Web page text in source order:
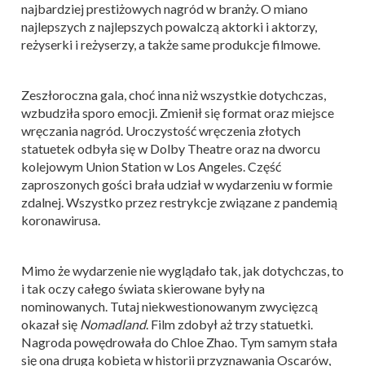
najbardziej prestiżowych nagród w branży. O miano
najlepszych z najlepszych powalczą aktorki i aktorzy,
reżyserki i reżyserzy, a także same produkcje filmowe.
Zeszłoroczna gala, choć inna niż wszystkie dotychczas,
wzbudziła sporo emocji. Zmienił się format oraz miejsce
wręczania nagród. Uroczystość wręczenia złotych
statuetek odbyła się w Dolby Theatre oraz na dworcu
kolejowym Union Station w Los Angeles. Część
zaproszonych gości brała udział w wydarzeniu w formie
zdalnej. Wszystko przez restrykcje związane z pandemią
koronawirusa.
Mimo że wydarzenie nie wyglądało tak, jak dotychczas, to
i tak oczy całego świata skierowane były na
nominowanych. Tutaj niekwestionowanym zwycięzcą
okazał się Nomadland. Film zdobył aż trzy statuetki.
Nagroda powędrowała do Chloe Zhao. Tym samym stała
się ona drugą kobietą w historii przyznawania Oscarów,